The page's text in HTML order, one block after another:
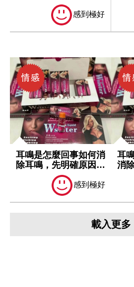
感到極好
耳鳴是怎麼回事如何消
除耳鳴，先明確原因再
感到極好
耳
消
載入更多